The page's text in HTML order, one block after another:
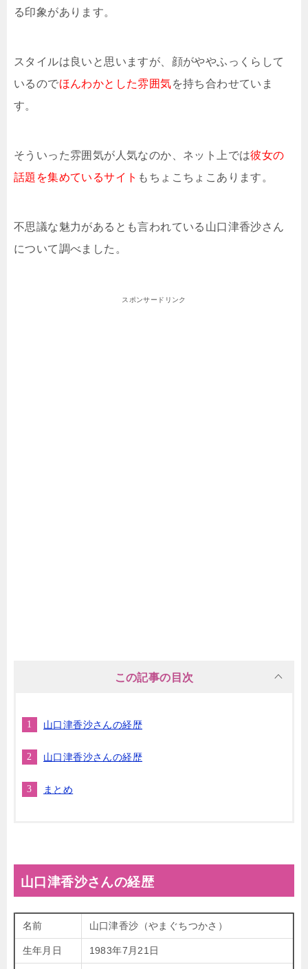
る印象があります。
スタイルは良いと思いますが、顔がややふっくらして
いるのでほんわかとした雰囲気を持ち合わせていま
す。
そういった雰囲気が人気なのか、ネット上では彼女の
話題を集めているサイト もちょこちょこあります。
不思議な魅力があるとも言われている山口津香沙さん
について調べました。
スポンサードリンク
この記事の目次
山口津香沙さんの経歴
山口津香沙さんの経歴
まとめ
山口津香沙さんの経歴
名前 山口津香沙（やまぐちつかさ）
生年月日 1983年7月21日